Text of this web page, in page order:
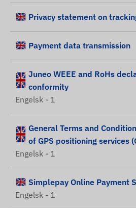
Privacy statement on
Payment data transmission
Juneo WEEE and RoHs
conformity
Engelsk - 1
General Terms and
of GPS positioning services
Engelsk - 1
Simplepay Online Payment
Engelsk - 1